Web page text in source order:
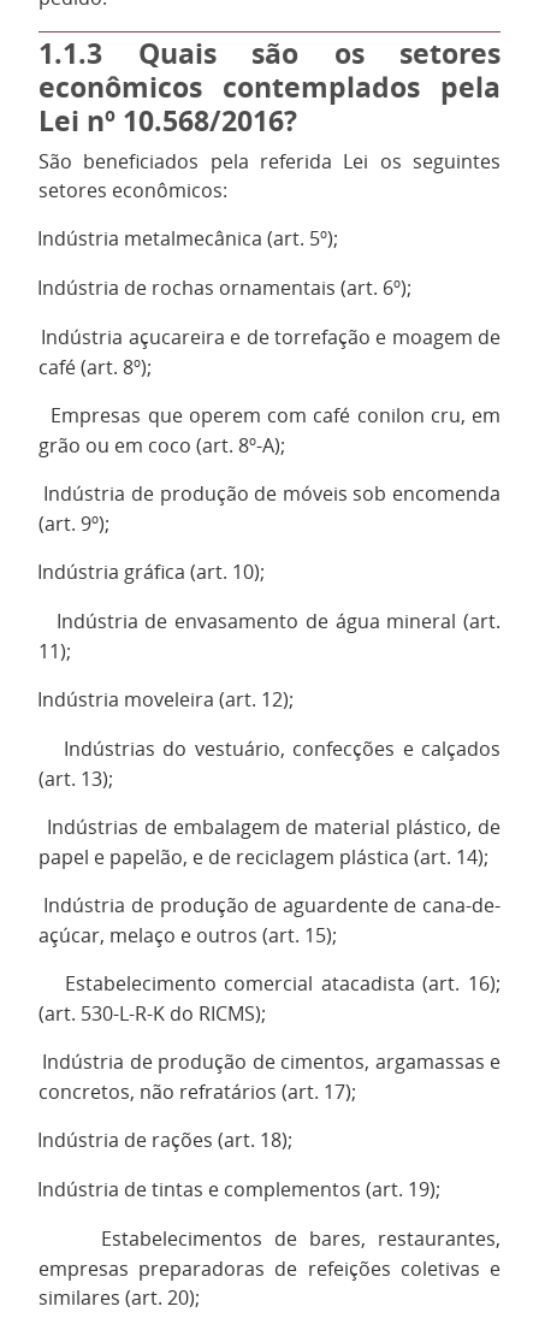
1.1.3 Quais são os setores
econômicos contemplados pela
Lei nº 10.568/2016?
São beneficiados pela referida Lei os seguintes
setores econômicos:
Indústria metalmecânica (art. 5º);
Indústria de rochas ornamentais (art. 6º);
Indústria açucareira e de torrefação e moagem de
café (art. 8º);
Empresas que operem com café conilon cru, em
grão ou em coco (art. 8º-A);
Indústria de produção de móveis sob encomenda
(art. 9º);
Indústria gráfica (art. 10);
Indústria de envasamento de água mineral (art.
11);
Indústria moveleira (art. 12);
Indústrias do vestuário, confecções e calçados
(art. 13);
Indústrias de embalagem de material plástico, de
papel e papelão, e de reciclagem plástica (art. 14);
Indústria de produção de aguardente de cana-de-
açúcar, melaço e outros (art. 15);
Estabelecimento comercial atacadista (art. 16);
(art. 530-L-R-K do RICMS);
Indústria de produção de cimentos, argamassas e
concretos, não refratários (art. 17);
Indústria de rações (art. 18);
Indústria de tintas e complementos (art. 19);
Estabelecimentos de bares, restaurantes,
empresas preparadoras de refeições coletivas e
similares (art. 20);